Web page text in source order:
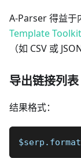
A-Parser 得益于
Template Toolkit
（如 CSV 或
导出链接列表
结果格式：